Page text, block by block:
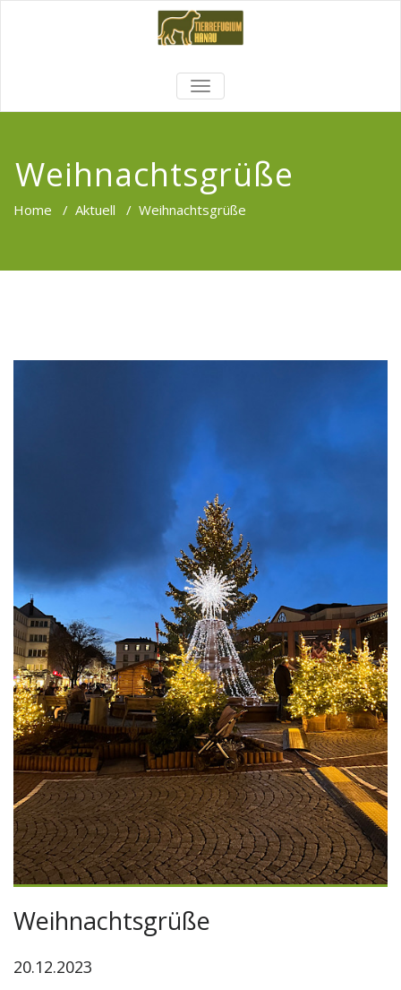
TOGGLE
NAVIGATION
Weihnachtsgrüße
Home / Aktuell / Weihnachtsgrüße
Weihnachtsgrüße
20.12.2023